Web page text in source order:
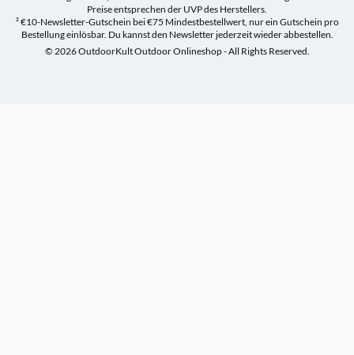
Preise entsprechen der UVP des Herstellers.
² €10-Newsletter-Gutschein bei €75 Mindestbestellwert, nur ein Gutschein pro
Bestellung einlösbar. Du kannst den Newsletter jederzeit wieder abbestellen.
© 2026 OutdoorKult Outdoor Onlineshop - All Rights Reserved.